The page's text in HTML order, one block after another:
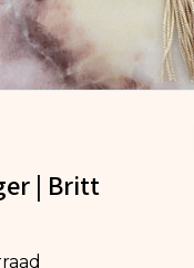
| Britt